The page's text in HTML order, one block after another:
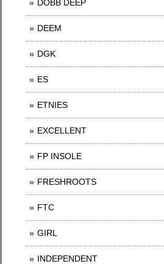
DOBB DEEP
DEEM
DGK
ES
ETNIES
EXCELLENT
FP INSOLE
FRESHROOTS
FTC
GIRL
INDEPENDENT